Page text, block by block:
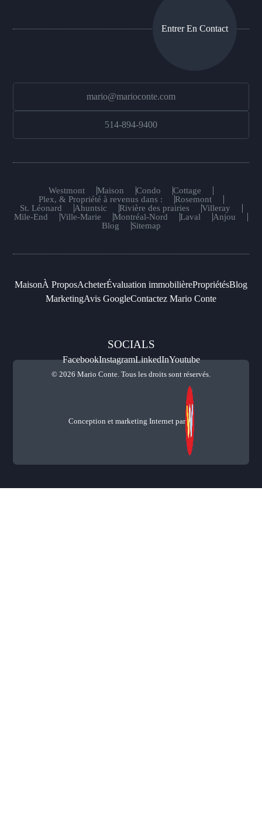
Entrer En Contact
mario@marioconte.com
514-894-9400
Westmont Maison Condo
Cottage
Plex, & Propriété à revenus dans :
Rosemont
St. Léonard
Ahuntsic Rivière des prairies
Villeray
Mile-End
Ville-Marie Montréal-Nord Laval
Anjou
Blog
Sitemap
MaisonÀ ProposAcheterÉvaluation immobilièrePropriétésBlog
MarketingAvis GoogleContactez Mario Conte
SOCIALS
FacebookInstagramLinkedInYoutube
© 2026 Mario Conte. Tous les droits sont réservés.
Conception et marketing Internet par